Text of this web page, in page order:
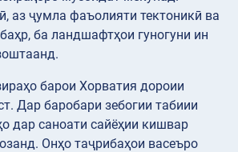
аз ҷумла фаъолияти тектоникӣ ва
ба ландшафтҳои гуногуни ин
барои Хорватия дороии
Дар баробари зебогии табиии
дар саноати сайёҳии кишвар
Онҳо таҷрибаҳои васеъро